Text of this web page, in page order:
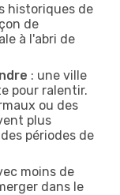
historiques de
de
à l'abri de
: une ville
pour ralentir.
ou des
plus
périodes de
moins de
dans le